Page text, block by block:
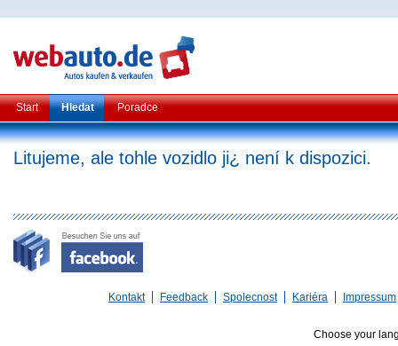
Start Hledat Poradce
Litujeme, ale tohle vozidlo ji¿ není k dispozici.
Kontakt Feedback Spolecnost Kariéra Impressum
Choose your